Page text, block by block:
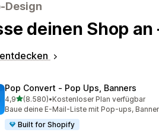
Design
deinen Shop
Pop Convert ‑ Pop Ups, Banners
4,9von 5 Sternen
(8.580)
8580 Rezensionen insgesamt
•Kostenloser Plan verfügbar
Baue deine E-Mail-Liste mit Pop-ups,
Built for Shopify